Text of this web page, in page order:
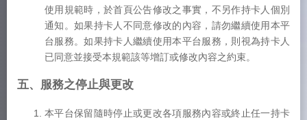
使用規範時，於首頁公告修改之事實，不另作持卡人個別
通知。如果持卡人不同意修改的內容，請勿繼續使用本平
台服務。如果持卡人繼續使用本平台服務，則視為持卡人
已同意並接受本規範該等增訂或修改內容之約束。
五、服務之停止與更改
本平台保留隨時停止或更改各項服務內容或終止任一持卡